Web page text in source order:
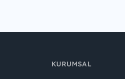
KURUMSAL